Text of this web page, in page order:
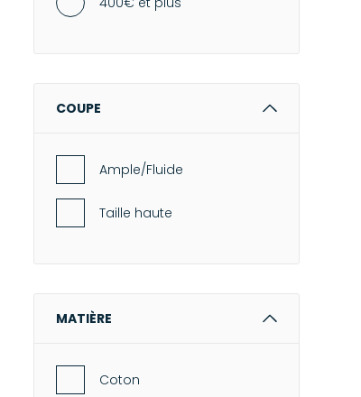
COUPE
Ample/Fluide
Taille haute
MATIÈRE
Coton